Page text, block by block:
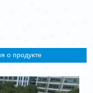
о продукте